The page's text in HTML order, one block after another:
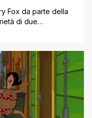
Fox da parte della
di due
di Alien di Phillip
ha esordito con